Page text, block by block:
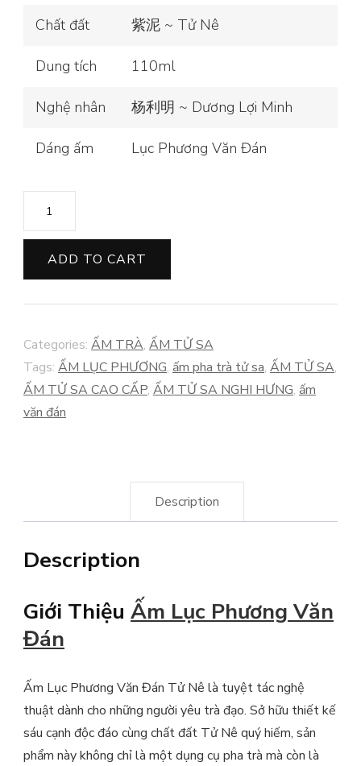
Chất đất 紫泥 ~ Tử Nê
Dung tích 110ml
Nghệ nhân 杨利明 ~ Dương Lợi Minh
Dáng ấm Lục Phương Văn Đán
LỤC
PHƯƠNG
VĂN
ĐÁN
NÊ
quantity
ADD TO CART
Categories: ẤM TRÀ, ẤM TỬ SA
Tags: ẤM LỤC PHƯƠNG, ấm pha trà tử sa, ẤM TỬ SA,
ẤM TỬ SA CAO CẤP, ẤM TỬ SA NGHI HƯNG, ấm
văn đán
Description
Description
Giới Thiệu Ấm Lục Phương Văn
Đán
Ấm Lục Phương Văn Đán Tử Nê là tuyệt tác nghệ
thuật dành cho những người yêu trà đạo. Sở hữu thiết kế
sáu cạnh độc đáo cùng chất đất Tử Nê quý hiếm, sản
phẩm này không chỉ là một dụng cụ pha trà mà còn là